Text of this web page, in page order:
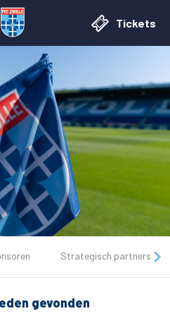
Tickets
Strategisch partners
gevonden